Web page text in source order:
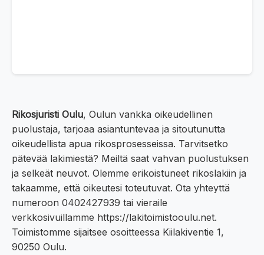
Rikosjuristi Oulu, Oulun vankka oikeudellinen
puolustaja, tarjoaa asiantuntevaa ja sitoutunutta
oikeudellista apua rikosprosesseissa. Tarvitsetko
pätevää lakimiestä? Meiltä saat vahvan puolustuksen
ja selkeät neuvot. Olemme erikoistuneet rikoslakiin ja
takaamme, että oikeutesi toteutuvat. Ota yhteyttä
numeroon 0402427939 tai vieraile
verkkosivuillamme https://lakitoimistooulu.net.
Toimistomme sijaitsee osoitteessa Kiilakiventie 1,
90250 Oulu.